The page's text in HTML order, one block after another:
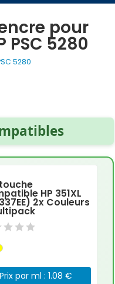
pour
5280
5280
HP 351XL
2x Couleurs
Prix par ml : 1.08 €